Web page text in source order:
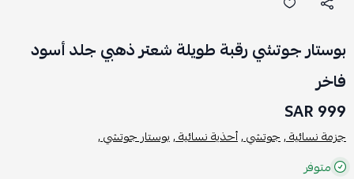
بوستار جوتشي رقبة طويلة شعتر ذهبي جلد أسود
فاخر
999 SAR
جزمة نسائية ,جوتشي ,أحذية نسائية ,بوستار جوتشي ,
متوفر